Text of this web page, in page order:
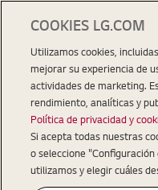
COOKIES LG.COM
Utilizamos cookies,
mejorar su experiencia de
actividades de marketing.
rendimiento, analíticas y
Política de privacidad y
Si acepta todas nuestras
o seleccione
utilizamos y elegir cuáles